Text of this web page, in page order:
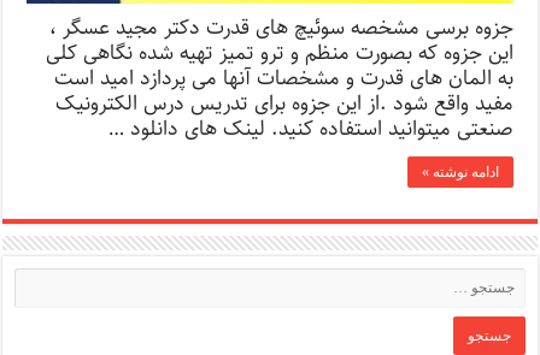
جزوه برسی مشخصه سوئیچ های قدرت دکتر مجید عسگر ،
این جزوه که بصورت منظم و ترو تمیز تهیه شده نگاهی کلی
به المان های قدرت و مشخصات آنها می پردازد امید است
مفید واقع شود .از این جزوه برای تدریس درس الکترونیک
صنعتی میتوانید استفاده کنید. لینک های دانلود …
ادامه نوشته »